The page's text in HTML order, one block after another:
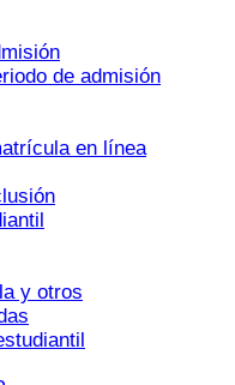
de admisión
en línea
y otros